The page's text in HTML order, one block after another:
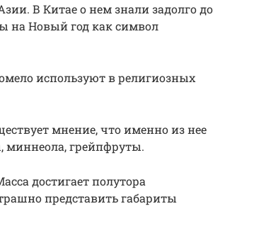
В Китае о нем знали задолго до
на Новый год как символ
используют в религиозных
мнение, что именно из нее
грейпфруты.
достигает полутора
представить габариты